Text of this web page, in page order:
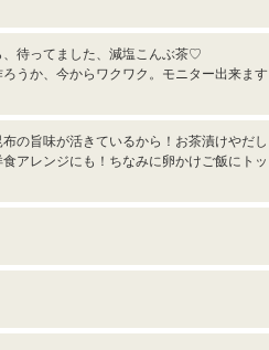
、待ってました、減塩こんぶ茶♡
うか、今からワクワク。モニター出来ます
の旨味が活きているから！お茶漬けやだし
アレンジにも！ちなみに卵かけご飯にトッ